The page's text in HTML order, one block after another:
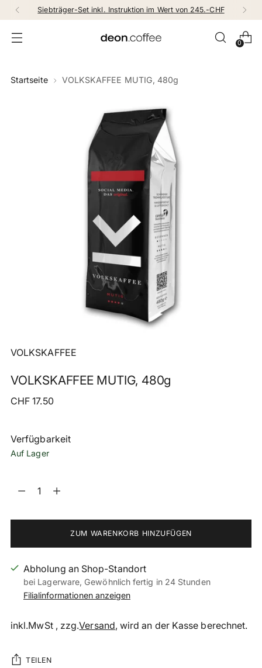
Siebträger-Set inkl. Instruktion im Wert von 245.-CHF
0
Startseite VOLKSKAFFEE MUTIG, 480g
VOLKSKAFFEE
VOLKSKAFFEE MUTIG, 480g
Regulärer
CHF 17.50
Verfügbarkeit
Auf Lager
Menge
ZUM WARENKORB HINZUFÜGEN
Abholung an Shop-Standort
bei Lagerware, Gewöhnlich fertig in 24 Stunden
Filialinformationen anzeigen
inkl.MwSt , zzg.Versand, wird an der Kasse berechnet.
TEILEN